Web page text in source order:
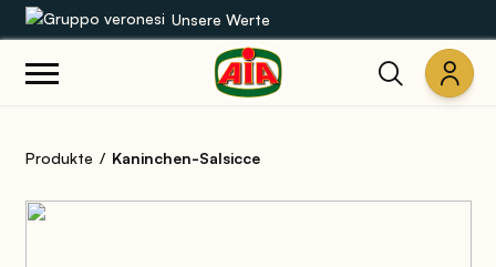
Unsere Werte
Rezepte
Produkte Kaninchen-Salsicce